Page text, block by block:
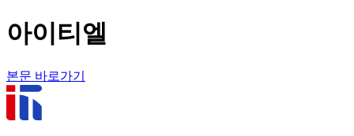
아이티엘
본문 바로가기